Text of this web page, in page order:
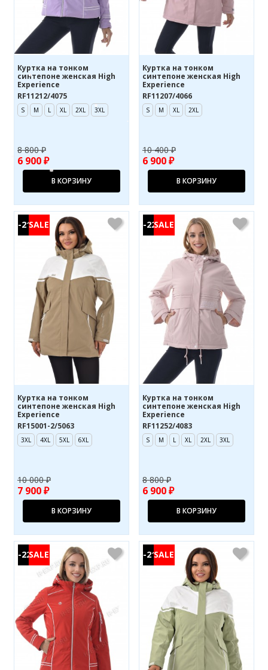
Куртка на тонком
синтепоне женская High
Experience
RF11212/4075
S M L XL 2XL 3XL
8 800 ₽
6 900 ₽
В КОРЗИНУ
Куртка на тонком
синтепоне женская High
Experience
RF11207/4066
S M XL 2XL
10 400 ₽
6 900 ₽
В КОРЗИНУ
-21%
Куртка на тонком
синтепоне женская High
Experience
RF15001-2/5063
3XL 4XL 5XL 6XL
10 000 ₽
7 900 ₽
В КОРЗИНУ
-22%
Куртка на тонком
синтепоне женская High
Experience
RF11252/4083
S M L XL 2XL 3XL
8 800 ₽
6 900 ₽
В КОРЗИНУ
-22% -21%